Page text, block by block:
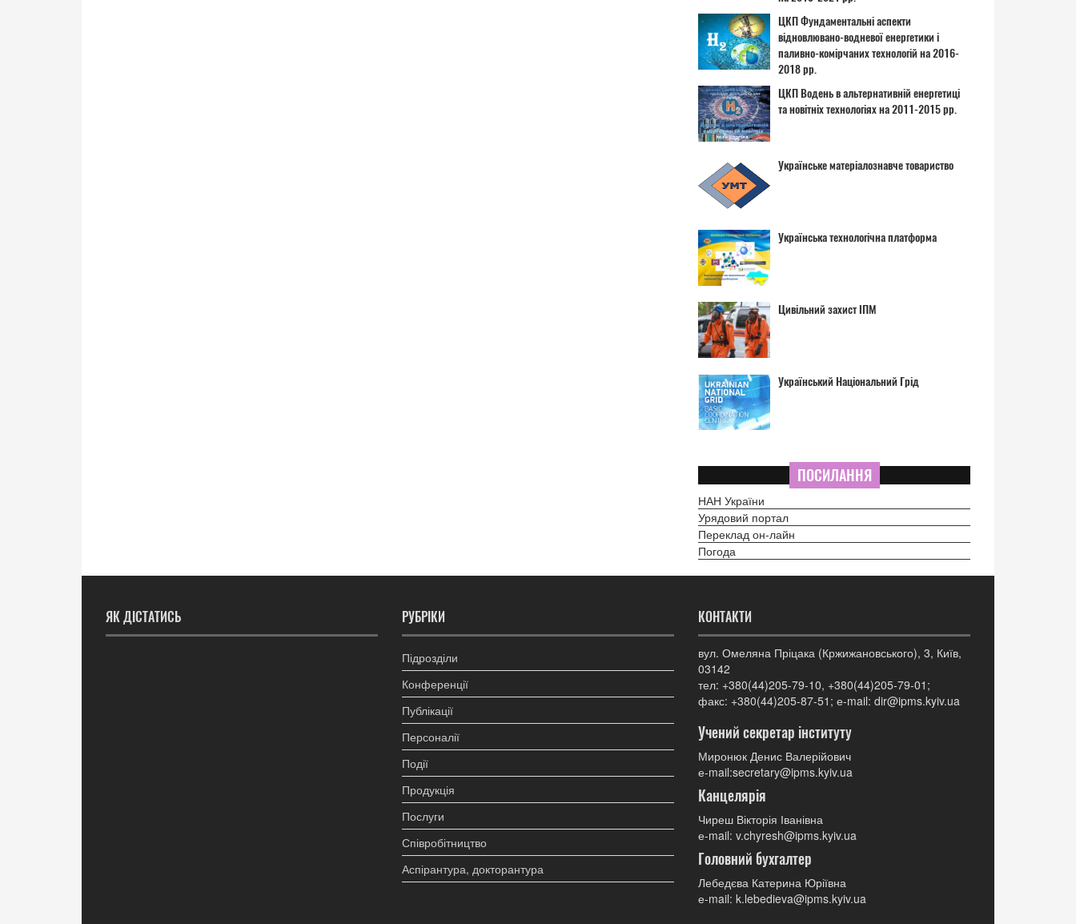
ЦКП Фундаментальні аспекти
відновлювано-водневої енергетики і
паливно-комірчаних технологій на 2016-
2018 рр.
ЦКП Водень в альтернативній енергетиці
та новітніх технологіях на 2011-2015 рр.
Українське матеріалознавче товариство
Українська технологічна платформа
Цивільний захист ІПМ
Український Національний Грід
ПОСИЛАННЯ
НАН України
Урядовий портал
Переклад он-лайн
Погода
ЯК ДІСТАТИСЬ РУБРІКИ
Підрозділи
Конференції
Публікації
Персоналії
Події
Продукція
Послуги
Співробітництво
Аспірантура, докторантура
КОНТАКТИ
вул. Омеляна Пріцака (Кржижановського), 3, Київ,
03142
тел: +380(44)205-79-10, +380(44)205-79-01;
факс: +380(44)205-87-51; е-mail: dir@ipms.kyiv.ua
Учений секретар інституту
Миронюк Денис Валерійович
е-mail:secretary@ipms.kyiv.ua
Канцелярія
Чиреш Вікторія Іванівна
е-mail: v.chyresh@ipms.kyiv.ua
Головний бухгалтер
Лебедєва Катерина Юріївна
е-mail: k.lebedieva@ipms.kyiv.ua